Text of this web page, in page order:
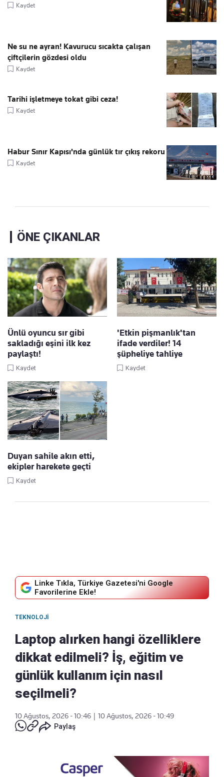
Kaydet
Ne su ne ayran! Kavurucu sıcakta çalışan
çiftçilerin gözdesi oldu
Kaydet
Tarihi işletmeye tokat gibi ceza!
Kaydet
Habur Sınır Kapısı'nda günlük tır çıkış rekoru
Kaydet
ÖNE ÇIKANLAR
Ünlü oyuncu sır gibi
sakladığı eşini ilk kez
paylaştı!
Kaydet
'Etkin pişmanlık'tan
ifade verdiler! 14
şüpheliye tahliye
Kaydet
Duyan sahile akın etti,
ekipler harekete geçti
Kaydet
Linke Tıkla, Türkiye Gazetesi'ni Google
Favorilerine Ekle!
TEKNOLOJI
Laptop alırken hangi özelliklere
dikkat edilmeli? İş, eğitim ve
günlük kullanım için nasıl
seçilmeli?
10 Ağustos, 2026 - 10:46
10 Ağustos, 2026 - 10:49
Paylaş